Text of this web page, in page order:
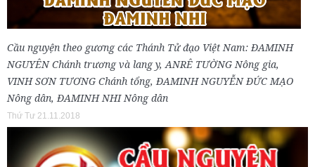
Cầu nguyện theo gương các Thánh Tử đạo Việt Nam: ĐAMINH
NGUYÊN Chánh trương và lang y, ANRÊ TƯỜNG Nông gia,
VINH SƠN TƯƠNG Chánh tổng, ĐAMINH NGUYỄN ĐỨC MẠO
Nông dân, ĐAMINH NHI Nông dân
Thứ Tư 21.11.2018